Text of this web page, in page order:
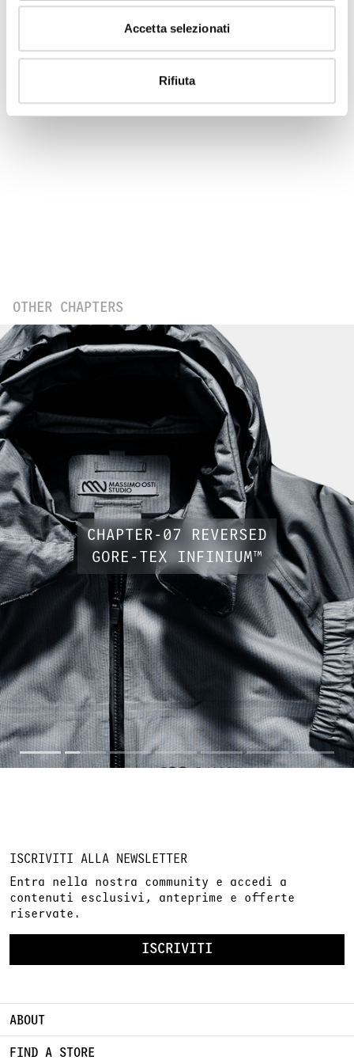
Accetta selezionati
Rifiuta
OTHER CHAPTERS
CHAPTER-07 REVERSED
GORE-TEX INFINIUM™
ISCRIVITI ALLA NEWSLETTER
Entra nella nostra community e accedi a
contenuti esclusivi, anteprime e offerte
riservate.
ISCRIVITI
ABOUT
FIND A STORE